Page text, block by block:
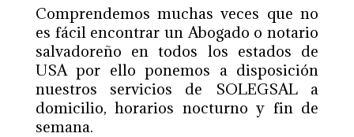
Comprendemos muchas veces que no
es fácil encontrar un Abogado o notario
salvadoreño en todos los estados de
USA por ello ponemos a disposición
nuestros servicios de SOLEGSAL a
domicilio, horarios nocturno y fin de
semana.